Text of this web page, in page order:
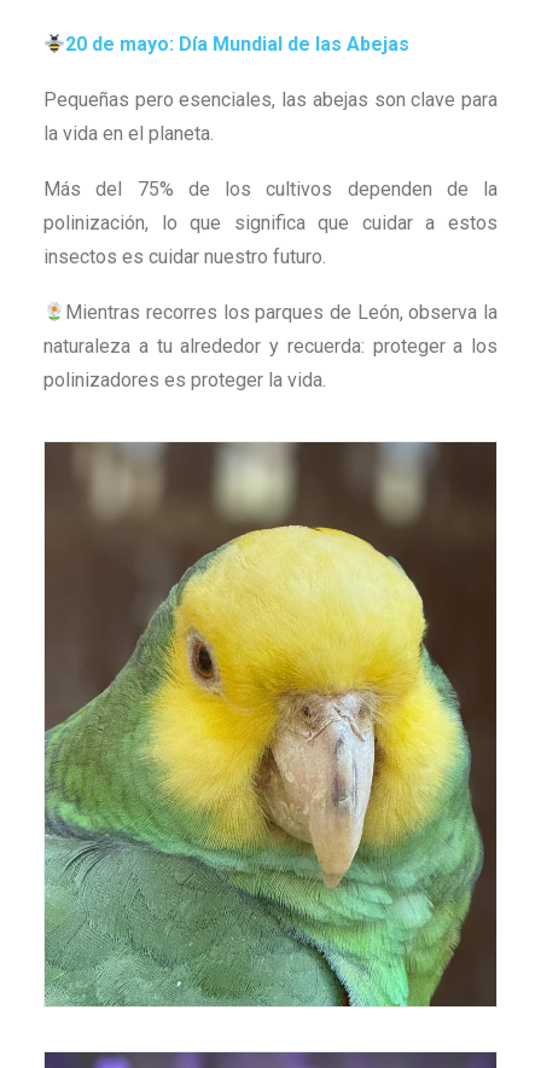
20 de mayo: Día Mundial de las Abejas
Pequeñas pero esenciales, las abejas son clave para
la vida en el planeta.
Más del 75% de los cultivos dependen de la
polinización, lo que significa que cuidar a estos
insectos es cuidar nuestro futuro.
Mientras recorres los parques de León, observa la
naturaleza a tu alrededor y recuerda: proteger a los
polinizadores es proteger la vida.